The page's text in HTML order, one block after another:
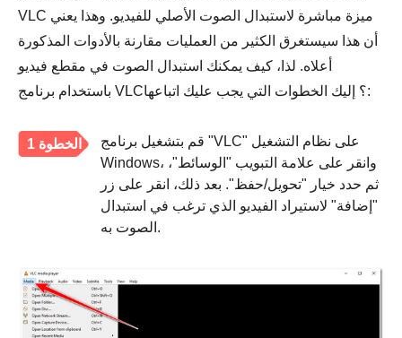
VLC ميزة مباشرة لاستبدال الصوت الأصلي للفيديو. وهذا يعني
أن هذا سيستغرق الكثير من العمليات مقارنة بالأدوات المذكورة
أعلاه. لذا، كيف يمكنك استبدال الصوت في مقطع فيديو
باستخدام برنامج VLC؟ إليك الخطوات التي يجب عليك اتباعها:
الخطوة 1
قم بتشغيل برنامج "VLC" على نظام التشغيل
Windows، وانقر على علامة التبويب "الوسائط"،
ثم حدد خيار "تحويل/حفظ". بعد ذلك، انقر على زر
"إضافة" لاستيراد الفيديو الذي ترغب في استبدال
الصوت به.